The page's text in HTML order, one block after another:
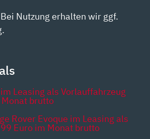
Nutzung erhalten wir ggf.
Leasing als Vorlauffahrzeug
brutto
Rover Evoque im Leasing als
Euro im Monat brutto